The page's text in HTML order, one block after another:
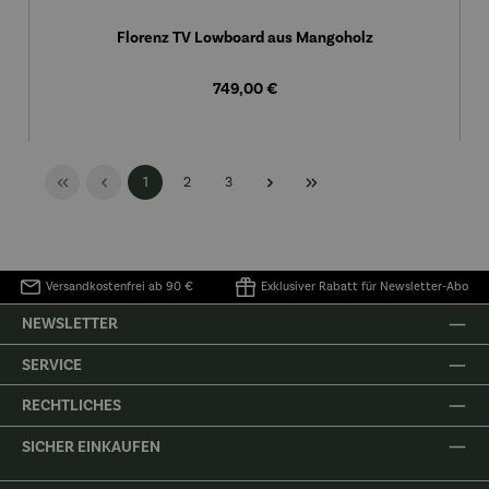
Florenz TV Lowboard aus Mangoholz
Regulärer Preis:
749,00 €
Seite
1 Seite
2 Seite
3
Versandkostenfrei ab 90 € Exklusiver Rabatt für Newsletter-Abo
NEWSLETTER
SERVICE
RECHTLICHES
SICHER EINKAUFEN